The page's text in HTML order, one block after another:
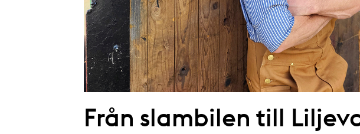
Från slambilen till